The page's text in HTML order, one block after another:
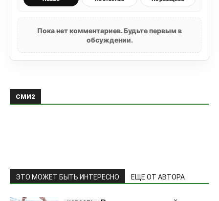
Пока нет комментариев. Будьте первым в
обсуждении.
СМИ2
ЭТО МОЖЕТ БЫТЬ ИНТЕРЕСНО ЕЩЕ ОТ АВТОРА